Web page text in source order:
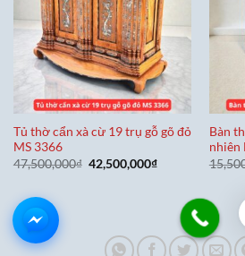
Tủ thờ cẩn xà cừ 19 trụ gỗ gõ đỏ
MS 3366
47,500,000₫ Giá
gốc
42,500,000₫Giá
42,500,000₫.
Bàn
nhiên